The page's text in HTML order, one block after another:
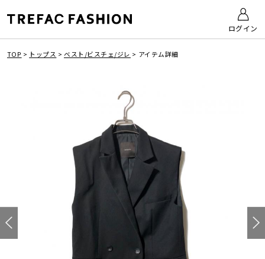
ログイン
TOP > トップス > ベスト/ビスチェ/ジレ > アイテム詳細